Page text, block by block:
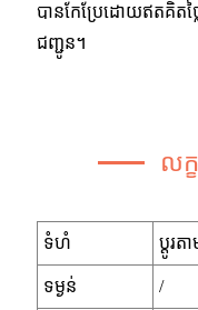
បានកែប្រែដោយឥតគិតថ្
ជញ្ជូន។
លក្
ទំហំ ប្ដូរ
ទម្ងន់ /